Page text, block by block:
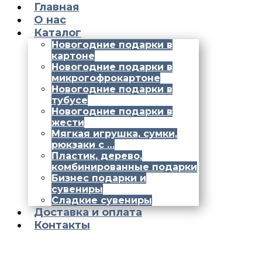
Главная
О нас
Каталог
Новогодние подарки в
картоне
Новогодние подарки в
микрогофрокартоне
Новогодние подарки в
тубусе
Новогодние подарки в
жести
Мягкая игрушка, сумки,
рюкзаки с …
Пластик, дерево,
комбинированные подарки
Бизнес подарки и
сувениры
Сладкие сувениры
Доставка и оплата
Контакты